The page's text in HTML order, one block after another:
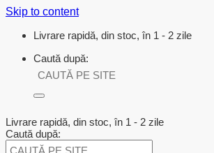
Skip to content
Livrare rapidă, din stoc, în 1 - 2 zile
Caută după:
Livrare rapidă, din stoc, în 1 - 2 zile
Caută după: